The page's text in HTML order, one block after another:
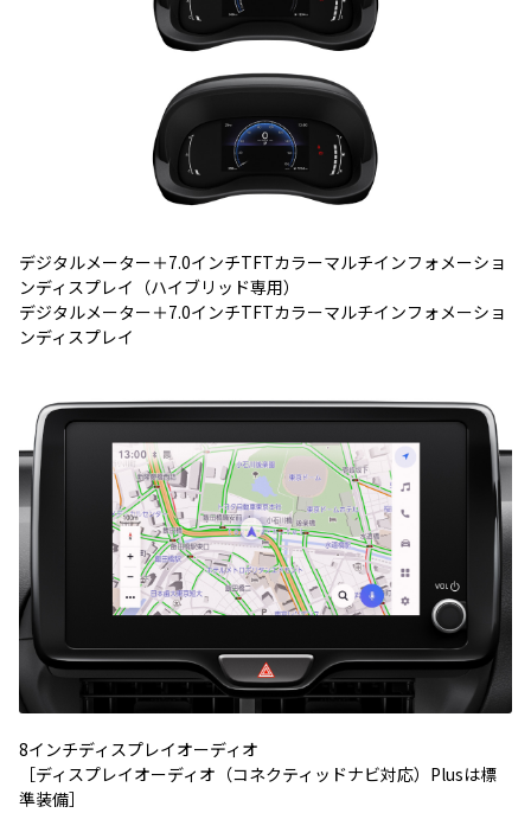
デジタルメーター＋7.0インチTFTカラーマルチインフォメーショ
ンディスプレイ（ハイブリッド専用）
デジタルメーター＋7.0インチTFTカラーマルチインフォメーショ
ンディスプレイ
8インチディスプレイオーディオ
［ディスプレイオーディオ（コネクティッドナビ対応） Plusは標
準装備］